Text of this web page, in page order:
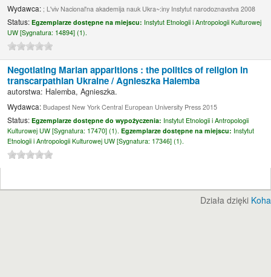
Wydawca: ; L'viv Nacional'na akademija nauk Ukra~:iny Instytut narodoznavstva 2008
Status:Egzemplarze dostępne na miejscu: Instytut Etnologii i Antropologii Kulturowej
UW [Sygnatura: 14894] (1).
Negotiating Marian apparitions : the politics of religion in
transcarpathian Ukraine /Agnieszka Halemba
autorstwa: Halemba, Agnieszka.
Wydawca: Budapest New York Central European University Press 2015
Status:Egzemplarze dostępne do wypożyczenia: Instytut Etnologii i Antropologii
Kulturowej UW [Sygnatura: 17470] (1).Egzemplarze dostępne na miejscu: Instytut
Etnologii i Antropologii Kulturowej UW [Sygnatura: 17346] (1).
Działa dzięki Koha